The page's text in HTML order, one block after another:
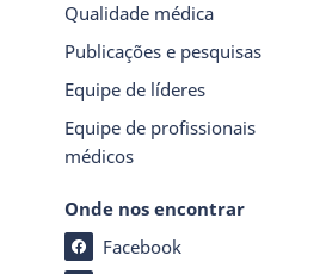
Qualidade médica
Publicações e pesquisas
Equipe de líderes
Equipe de profissionais
médicos
Onde nos encontrar
Facebook